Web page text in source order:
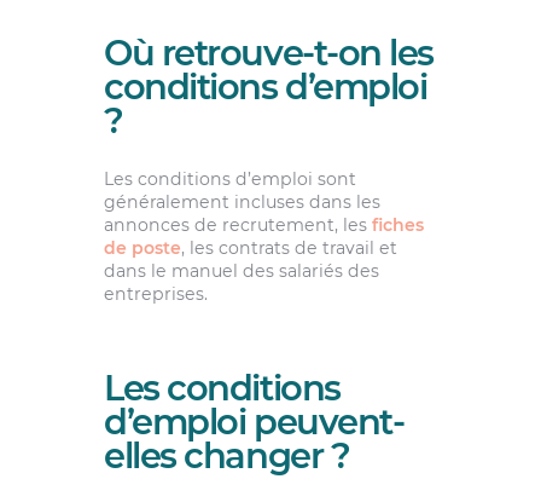
Où retrouve-t-on les
conditions d’emploi
?
Les conditions d’emploi sont
généralement incluses dans les
annonces de recrutement, les fiches
de poste, les contrats de travail et
dans le manuel des salariés des
entreprises.
Les conditions
d’emploi peuvent-
elles changer ?